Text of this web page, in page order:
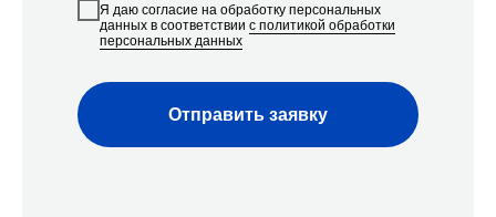
Я даю согласие на обработку персональных
данных в соответствии с политикой обработки
персональных данных
Отправить заявку
Команда «Азбуки Ремонта»
Наша компания — это команда из 30
узкопрофильных мастеров, и мы можем
одновременно и профессионально реализовать под